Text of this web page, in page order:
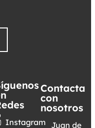
Instagram
Contacta
con
nosotros
Juan de